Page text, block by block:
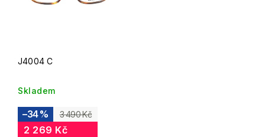
J4004 C
Skladem
3 490 Kč
–34 %
2 269 Kč